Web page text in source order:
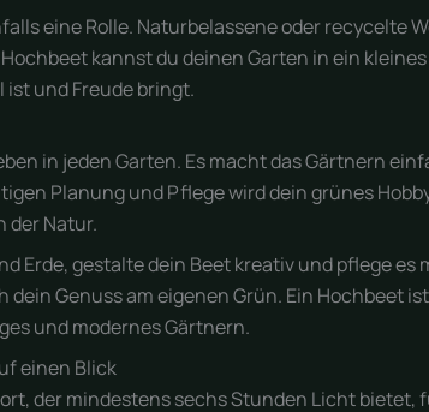
eine Rolle. Naturbelassene oder recycelte
kannst du deinen Garten in ein
und Freude bringt.
in jeden Garten. Es macht das Gärtnern
Planung und Pflege wird dein grünes
der Natur.
Erde, gestalte dein Beet kreativ und pflege es
Genuss am eigenen Grün. Ein Hochbeet
und modernes Gärtnern.
einen Blick
der mindestens sechs Stunden Licht bietet,